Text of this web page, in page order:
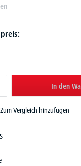
In den
Zum Vergleich hinzufügen